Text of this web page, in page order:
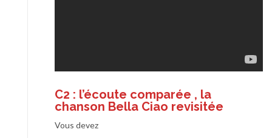
C2 : l’écoute comparée , la
chanson Bella Ciao revisitée
Vous devez